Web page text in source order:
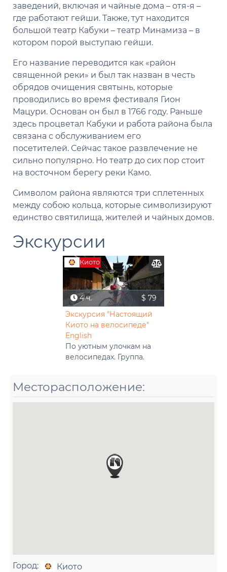
заведений, включая и чайные дома – отя-я –
где работают гейши. Также, тут находится
большой театр Кабуки – театр Минамиза – в
котором порой выступаю гейши.
Его название переводится как «район
священной реки» и был так назван в честь
обрядов очищения святынь, которые
проводились во время фестиваля Гион
Мацури. Основан он был в 1766 году. Раньше
здесь процветал Кабуки и работа района была
связана с обслуживанием его
посетителей. Сейчас такое развлечение не
сильно популярно. Но театр до сих пор стоит
на восточном берегу реки Камо.
Символом района являются три сплетенных
между собою кольца, которые символизируют
единство святилища, жителей и чайных домов.
Экскурсии
Киото
4 ч.
$ 79
Экскурсия "Настоящий
Киото на велосипеде"
English
По уютным улочкам на
велосипедах. Группа.
Месторасположение:
Город: Киото